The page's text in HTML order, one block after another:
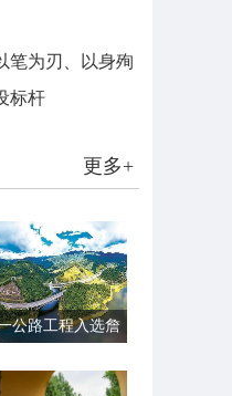
笔为刃、以身殉
标杆
更多+
公路工程入选詹